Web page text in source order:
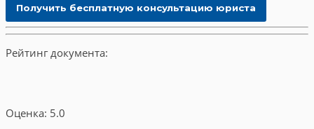
Рейтинг документа:
Оценка: 5.0